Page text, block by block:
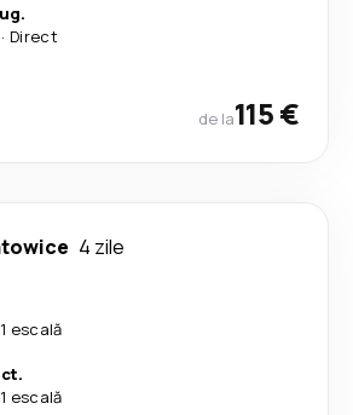
· Direct
de la115 €
4 zile
1 escală
1 escală